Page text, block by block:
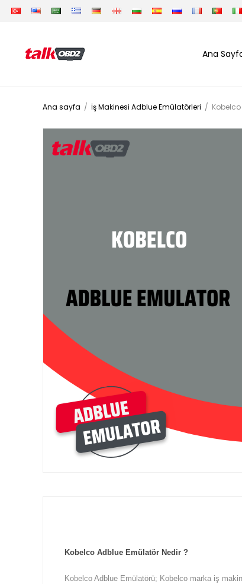
Ana
Ana sayfa / İş Makinesi Adblue Emülatörleri /
Kobelco Adblue Emülatör Nedir ?
Kobelco Adblue Emülatörü; Kobelco marka iş